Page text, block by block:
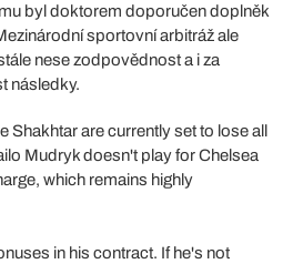
byl doktorem doporučen doplněk
sportovní arbitráž ale
nese zodpovědnost a i za
následky.
Shakhtar are currently set to lose all
Mudryk doesn't play for Chelsea
which remains highly
in his contract. If he's not